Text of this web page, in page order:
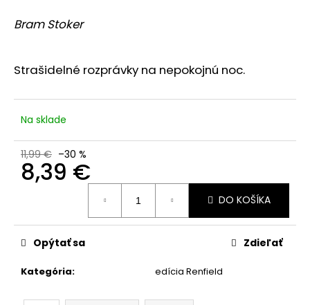
z
Bram Stoker
Strašidelné rozprávky na nepokojnú noc.
Na sklade
11,99 € –30 %
8,39 €
DO KOŠÍKA
Kategória: edícia Renfield
Opýtať sa Zdieľať
á
j
ť
O
d
p
o